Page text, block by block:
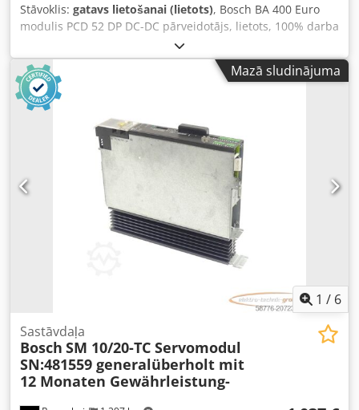
Stāvoklis: gatavs lietošanai (lietots), Bosch BA 400 Euro
modulis PCD 52 DP DC-DC pārveidotājs, lietots, 100% darba
kārtībā Crsdpoi D T Tpjfx Agxef
Mazā sludinājuma
1 / 6
Sastāvdaļa
Bosch SM 10/20-TC Servomodul
SN:481559 generalüberholt mit
12 Monaten Gewährleistung-